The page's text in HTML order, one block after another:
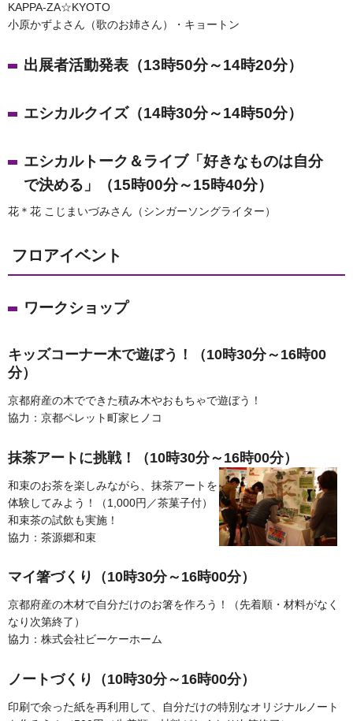
KAPPA-ZA☆KYOTO
小原かずよさん（歌のお姉さん）・キョートン
出展者活動発表（13時50分～14時20分）
エシカルクイズ（14時30分～14時50分）
エシカルトーク＆ライブ「好きなものは自分
で決める」（15時00分～15時40分）
花＊花 こじまいづみさん（シンガーソングライター）
フロアイベント
ワークショップ
キッズコーナー木で遊ぼう！（10時30分～16時00
分）
京都府産の木でできた積み木やおもちゃで遊ぼう！
協力：京都ペレット町家ヒノコ
抹茶アートに挑戦！（10時30分～16時00分）
和束のお茶を楽しみながら、抹茶アートを
体験してみよう！（1,000円／茶菓子付）
和束茶の試飲も実施！
協力：茶源郷和束
マイ箸づくり（10時30分～16時00分）
京都府産の木材で自分だけのお箸を作ろう！（先着順・材料がなく
なり次第終了）
協力：株式会社ビーケーホーム
ノートづくり（10時30分～16時00分）
印刷で余った紙を再利用して、自分だけの特別なオリジナルノート